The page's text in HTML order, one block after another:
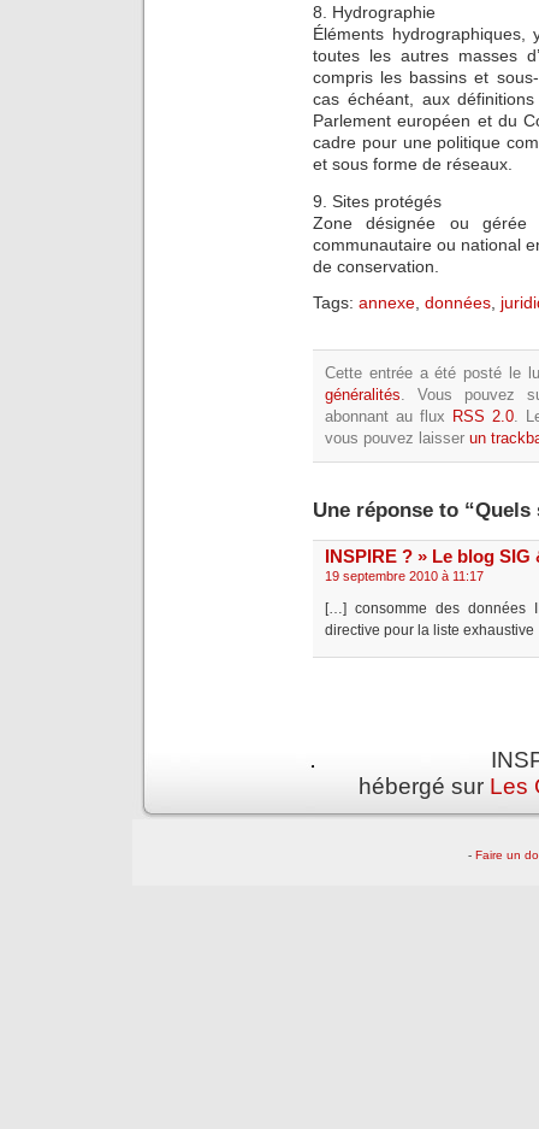
8. Hydrographie
Éléments
toutes les autres masses
compris les bassins et
cas échéant, aux
Parlement européen et du
cadre pour une politique
et sous forme de réseaux.
9. Sites protégés
Zone désignée ou gérée
communautaire ou national
de conservation.
Tags: annexe données
Cette entrée a été posté le
généralités. Vous pouvez
abonnant au flux RSS 2.0.
vous pouvez laisser un
Une réponse to “Quels
INSPIRE ? » Le blog SIG
19 septembre 2010 à 11:17
[…] consomme des données
directive pour la liste
hébergé sur Les
- Faire un